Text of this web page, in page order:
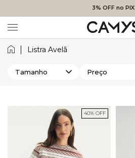
3% OFF no PIX
Listra Avelã
Tamanho Preço
40% OFF